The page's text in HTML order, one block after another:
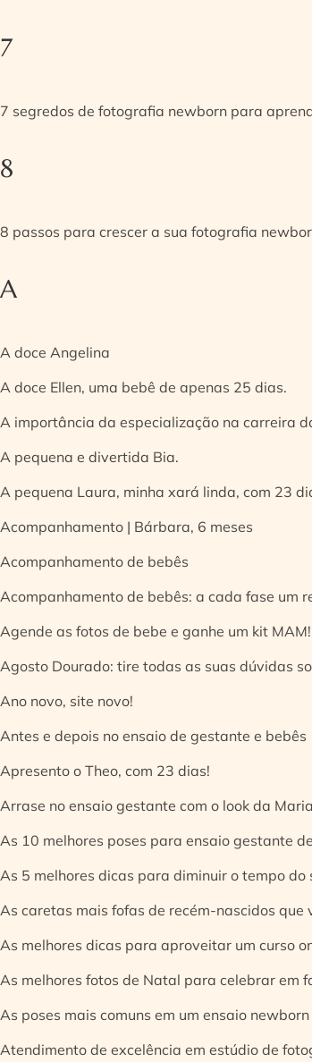
7
7 segredos de fotografia newborn para
8
8 passos para crescer a sua fotografia
A
A doce Angelina
A doce Ellen, uma bebê de apenas 25 dias.
A importância da especialização na carreira
A pequena e divertida Bia.
A pequena Laura, minha xará linda, com 23
Acompanhamento | Bárbara, 6 meses
Acompanhamento de bebês
Acompanhamento de bebês: a cada fase um
Agende as fotos de bebe e ganhe um kit MAM!
Agosto Dourado: tire todas as suas dúvidas
Ano novo, site novo!
Antes e depois no ensaio de gestante e bebês
Apresento o Theo, com 23 dias!
Arrase no ensaio gestante com o look da
As 10 melhores poses para ensaio gestante
As 5 melhores dicas para diminuir o tempo do
As caretas mais fofas de recém-nascidos que
As melhores dicas para aproveitar um curso
As melhores fotos de Natal para celebrar em
As poses mais comuns em um ensaio newborn
Atendimento de excelência em estúdio de